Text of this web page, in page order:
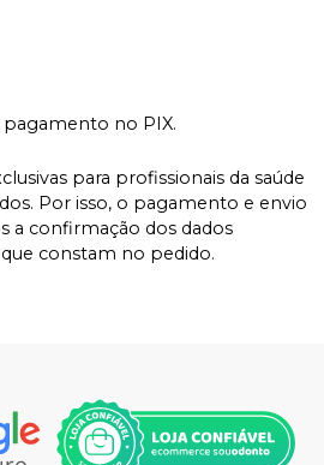
no PIX.
para profissionais da saúde
Por isso, o pagamento e envio
a confirmação dos dados
que constam no pedido.